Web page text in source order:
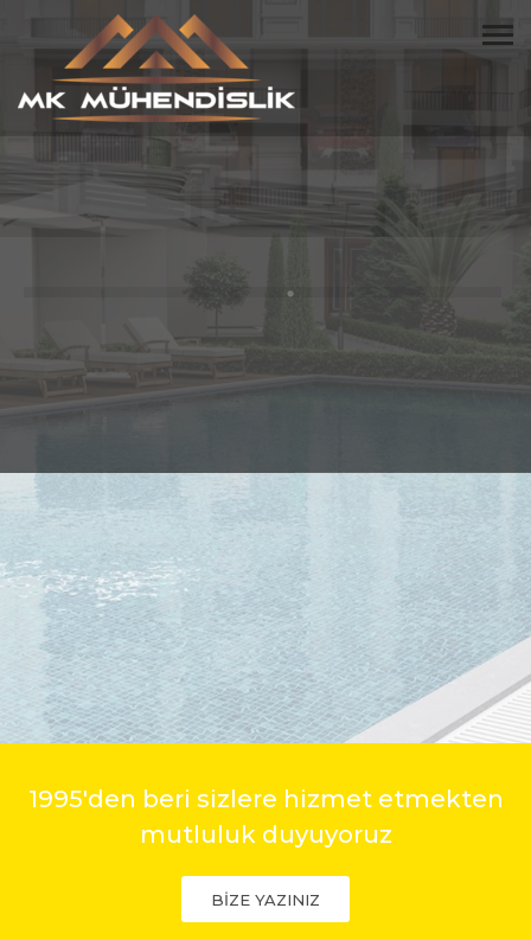
BİZİMLE BAŞLAR
HUZURLU BİR YAŞAM
1995'den beri sizlere hizmet etmekten
mutluluk duyuyoruz
BİZE YAZINIZ